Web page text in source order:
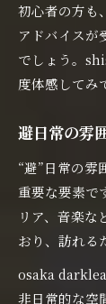
初心者の方も
アドバイスが
でしょう。
度体感してみ
避日常の雰
“避”日常の雰
重要な要素で
リア、音楽な
おり、訪れる
osaka
非日常的な空